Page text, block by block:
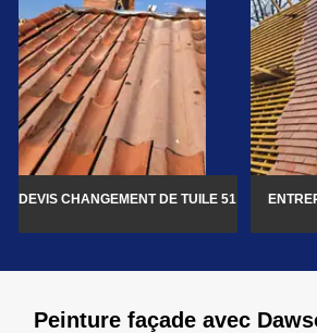
DEVIS CHANGEMENT DE TUILE 51
Peinture façade avec